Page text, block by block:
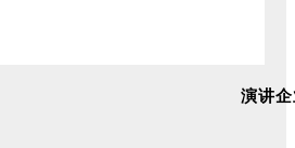
演讲